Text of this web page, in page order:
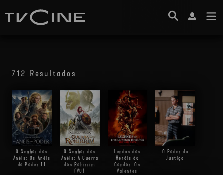
712 Resultados
O Senhor dos
Anéis: Os Anéis
do Poder T1
O Senhor dos
Anéis: A Guerra
dos Rohirrim
(VO)
Lendas dos
Heróis do
Condor: Os
Valentes
O Poder da
Justiça